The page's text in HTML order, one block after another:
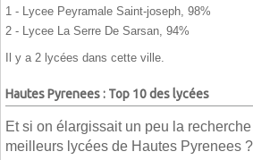
1 - Lycee Peyramale Saint-joseph, 98%
2 - Lycee La Serre De Sarsan, 94%
Il y a 2 lycées dans cette ville.
Hautes Pyrenees : Top 10 des lycées
Et si on élargissait un peu la
meilleurs lycées de Hautes Pyrenees ?